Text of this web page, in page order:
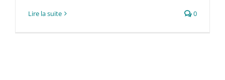
Lire la suite 0